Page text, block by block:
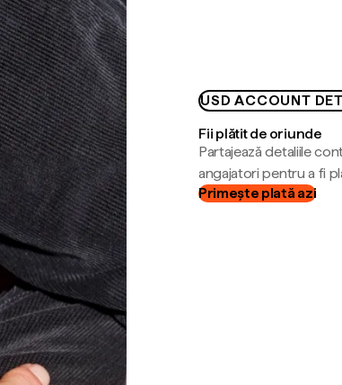
USD ACCOUNT
Fii plătit de oriunde
Partajează detaliile
angajatori pentru a fi
Primește plată azi